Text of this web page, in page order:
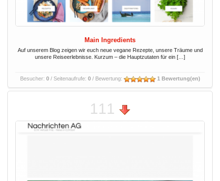
Main Ingredients
Auf unserem Blog zeigen wir euch neue vegane Rezepte, unsere Träume und
unsere Reiseerlebnisse. Kurzum – die Hauptzutaten für ein […]
Besucher: 0/ Seitenaufrufe: 0/ Bewertung: 1 Bewertung(en)
111